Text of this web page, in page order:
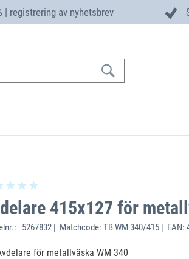
| registrering av nyhetsbrev
415x127 för
5267832 | Matchcode: TB WM 340/415 | EAN:
för metallväska WM 340